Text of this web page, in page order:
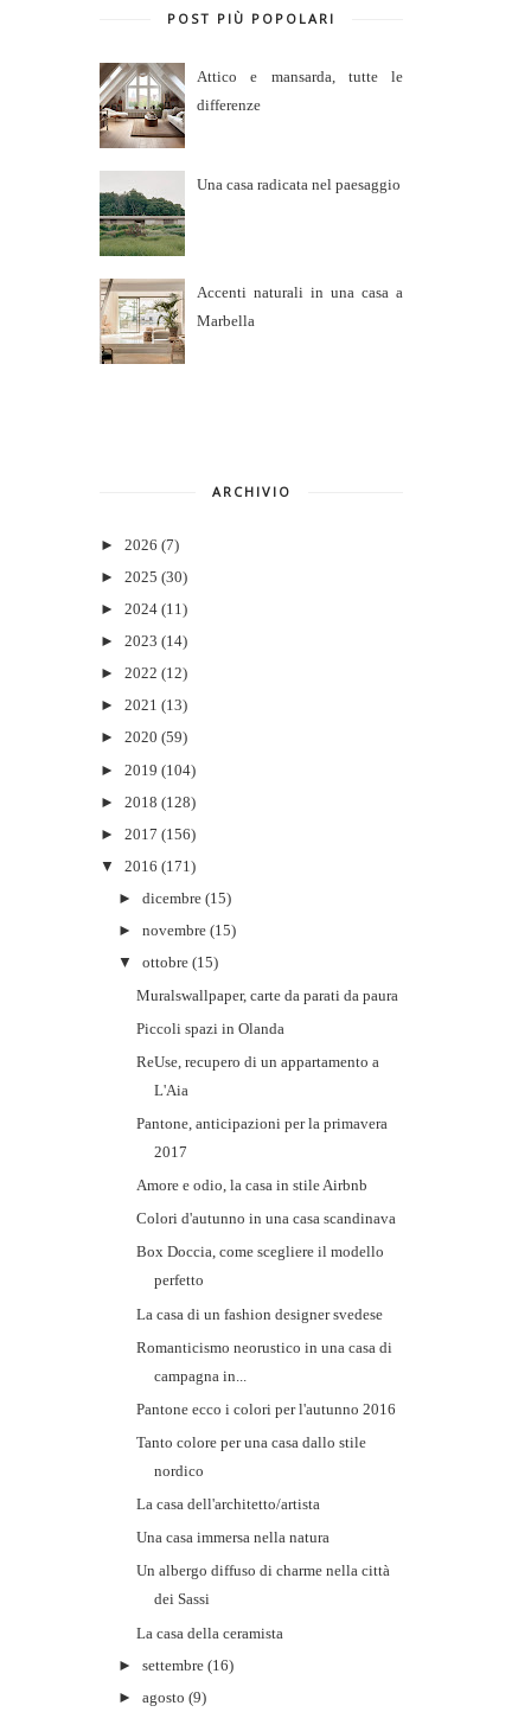
POST PIÙ POPOLARI
Attico e mansarda, tutte le
differenze
Una casa radicata nel paesaggio
Accenti naturali in una casa a
Marbella
ARCHIVIO
► 2026 (7)
► 2025 (30)
► 2024 (11)
► 2023 (14)
► 2022 (12)
► 2021 (13)
► 2020 (59)
► 2019 (104)
► 2018 (128)
► 2017 (156)
▼
2016 (171)
►dicembre (15)
►novembre (15)
▼
ottobre (15)
Muralswallpaper, carte da parati da paura
Piccoli spazi in Olanda
ReUse, recupero di un appartamento a
L'Aia
Pantone, anticipazioni per la primavera
2017
Amore e odio, la casa in stile Airbnb
Colori d'autunno in una casa scandinava
Box Doccia, come scegliere il modello
perfetto
La casa di un fashion designer svedese
Romanticismo neorustico in una casa di
campagna in...
Pantone ecco i colori per l'autunno 2016
Tanto colore per una casa dallo stile
nordico
La casa dell'architetto/artista
Una casa immersa nella natura
Un albergo diffuso di charme nella città
dei Sassi
La casa della ceramista
►settembre (16)
►agosto (9)